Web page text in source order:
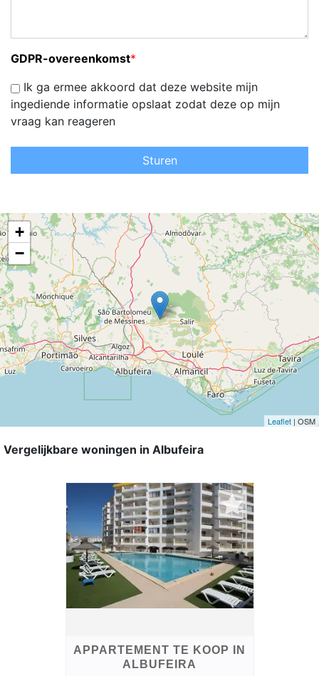
GDPR-overeenkomst*
Ik ga ermee akkoord dat deze website mijn
ingediende informatie opslaat zodat deze op mijn
vraag kan reageren
Sturen
+
−
Leaflet | OSM
Vergelijkbare woningen in Albufeira
APPARTEMENT TE KOOP IN
ALBUFEIRA